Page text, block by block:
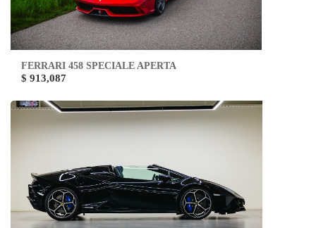
FERRARI 458 SPECIALE APERTA
$ 913,087